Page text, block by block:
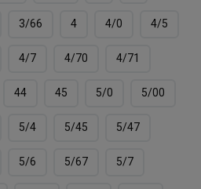
3/66 4 4/0 4/5
4/7 4/70 4/71
44 45 5/0 5/00
5/4 5/45 5/47
5/6 5/67 5/7